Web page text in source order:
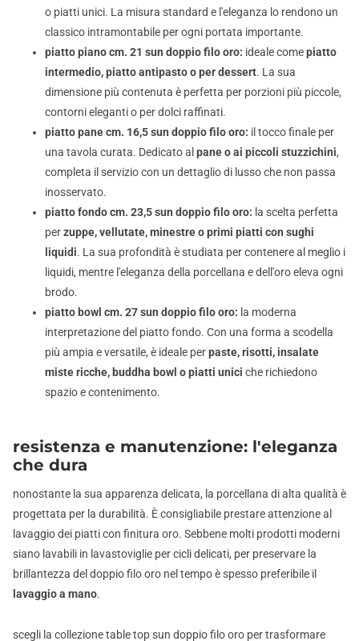
o piatti unici. La misura standard e l'eleganza lo rendono un
classico intramontabile per ogni portata importante.
piatto piano cm. 21 sun doppio filo oro: ideale comepiatto
intermedio, piatto antipasto o per dessert. La sua
dimensione più contenuta è perfetta per porzioni più piccole,
contorni eleganti o per dolci raffinati.
piatto pane cm. 16,5 sun doppio filo oro: il tocco finale per
una tavola curata. Dedicato al pane o ai piccoli stuzzichini,
completa il servizio con un dettaglio di lusso che non passa
inosservato.
piatto fondo cm. 23,5 sun doppio filo oro: la scelta perfetta
perzuppe, vellutate, minestre o primi piatti con sughi
liquidi. La sua profondità è studiata per contenere al meglio i
liquidi, mentre l'eleganza della porcellana e dell'oro eleva ogni
brodo.
piatto bowl cm. 27 sun doppio filo oro: la moderna
interpretazione del piatto fondo. Con una forma a scodella
più ampia e versatile, è ideale perpaste, risotti, insalate
miste ricche, buddha bowl o piatti unici che richiedono
spazio e contenimento.
resistenza e manutenzione: l'eleganza
che dura
nonostante la sua apparenza delicata, la porcellana di alta qualità è
progettata per la durabilità. È consigliabile prestare attenzione al
lavaggio dei piatti con finitura oro. Sebbene molti prodotti moderni
siano lavabili in lavastoviglie per cicli delicati, per preservare la
brillantezza del doppio filo oro nel tempo è spesso preferibile il
lavaggio a mano.
scegli la collezione table top sun doppio filo oro per trasformare